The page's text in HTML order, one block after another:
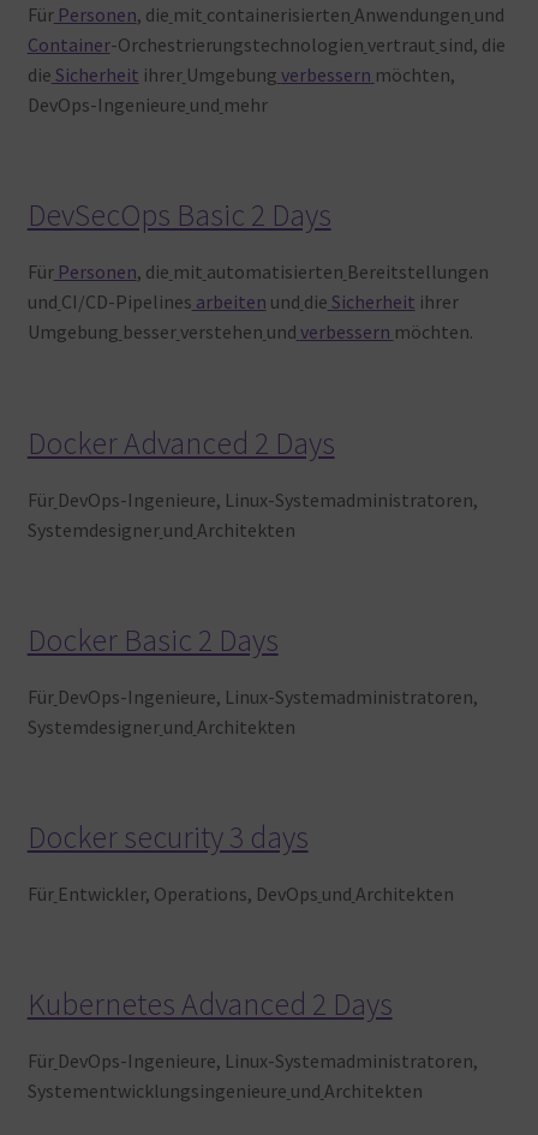
FürPersonen, die mit containerisierten Anwendungen und
Container-Orchestrierungstechnologien vertraut sind, die
die Sicherheit ihrer Umgebung verbessern möchten,
DevOps-Ingenieure und mehr
DevSecOps Basic 2 Days
FürPersonen, die mit automatisierten Bereitstellungen
und CI/CD-Pipelines arbeiten und die Sicherheit ihrer
Umgebung besserverstehen und verbessern möchten.
Docker Advanced 2 Days
Für DevOps-Ingenieure, Linux-Systemadministratoren,
Systemdesigner und Architekten
Docker Basic 2 Days
Für DevOps-Ingenieure, Linux-Systemadministratoren,
Systemdesigner und Architekten
Docker security 3 days
Für Entwickler, Operations, DevOps und Architekten
Kubernetes Advanced 2 Days
Für DevOps-Ingenieure, Linux-Systemadministratoren,
Systementwicklungsingenieure und Architekten